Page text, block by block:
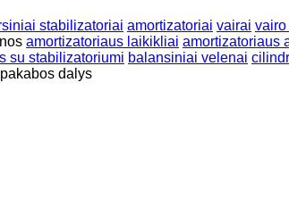
stabilizatoriai amortizatoriai vairai
amortizatoriaus laikikliai amortizatoriaus
su stabilizatoriumi balansiniai velenai
dalys